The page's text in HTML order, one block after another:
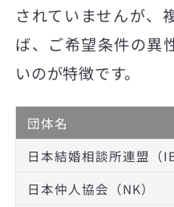
されていませんが、
ば、ご希望条件の異
いのが特徴です。
団体名
日本結婚相談所連盟（
日本仲人協会（NK）